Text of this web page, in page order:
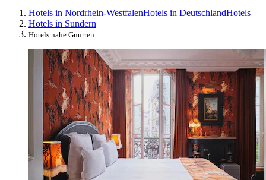
Hotels in Nordrhein-WestfalenHotels in DeutschlandHotels
Hotels in Sundern
Hotels nahe Gnurren